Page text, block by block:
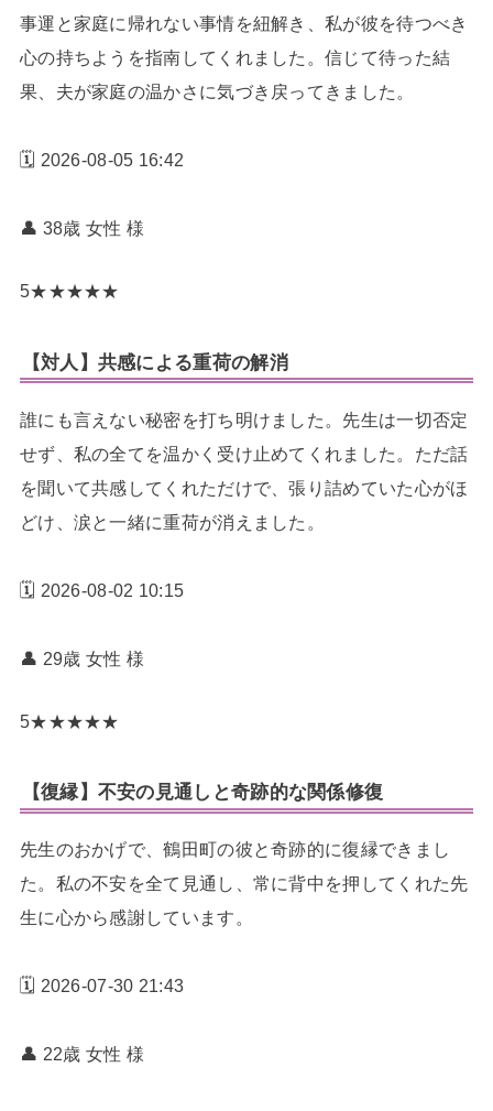
事運と家庭に帰れない事情を紐解き、私が彼を待つべき
心の持ちようを指南してくれました。信じて待った結
果、夫が家庭の温かさに気づき戻ってきました。
🗓️ 2026-08-05 16:42
👤 38歳 女性 様
5★★★★★
【対人】共感による重荷の解消
誰にも言えない秘密を打ち明けました。先生は一切否定
せず、私の全てを温かく受け止めてくれました。ただ話
を聞いて共感してくれただけで、張り詰めていた心がほ
どけ、涙と一緒に重荷が消えました。
🗓️ 2026-08-02 10:15
👤 29歳 女性 様
5★★★★★
【復縁】不安の見通しと奇跡的な関係修復
先生のおかげで、鶴田町の彼と奇跡的に復縁できまし
た。私の不安を全て見通し、常に背中を押してくれた先
生に心から感謝しています。
🗓️ 2026-07-30 21:43
👤 22歳 女性 様